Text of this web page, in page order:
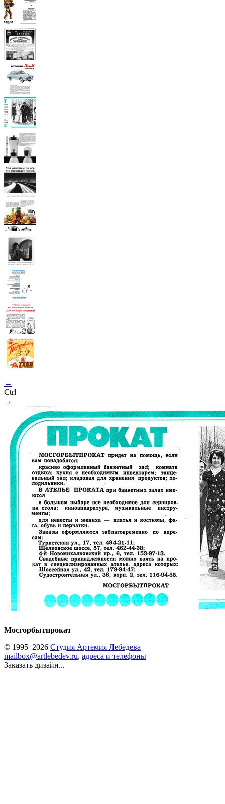
←
Ctrl
→
Мосгорбытпрокат
© 1995–2026 Студия Артемия Лебедева
mailbox@artlebedev.ru, адреса и телефоны
Заказать дизайн...